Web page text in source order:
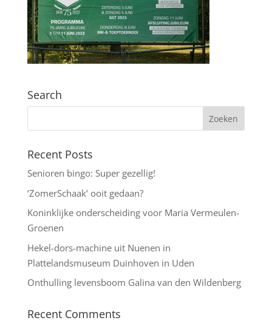
Search
Recent Posts
Senioren bingo: Super gezellig!
‘ZomerSchaak’ ooit gedaan?
Koninklijke onderscheiding voor Maria Vermeulen-
Groenen
Hekel-dors-machine uit Nuenen in
Plattelandsmuseum Duinhoven in Uden
Onthulling levensboom Galina van den Wildenberg
Recent Comments